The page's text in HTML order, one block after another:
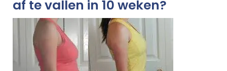
af te vallen in 10 weken?